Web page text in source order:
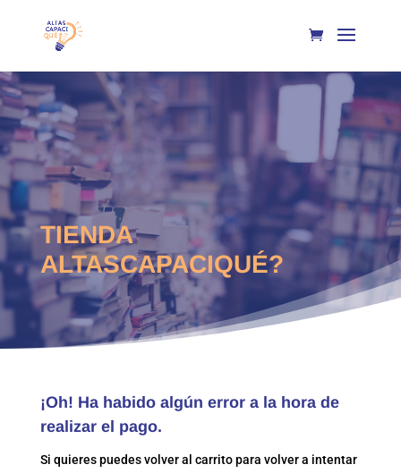
TIENDA
ALTASCAPACIQUÉ?
¡Oh! Ha habido algún error a la hora de
realizar el pago.
Si quieres puedes volver al carrito para volver a intentar